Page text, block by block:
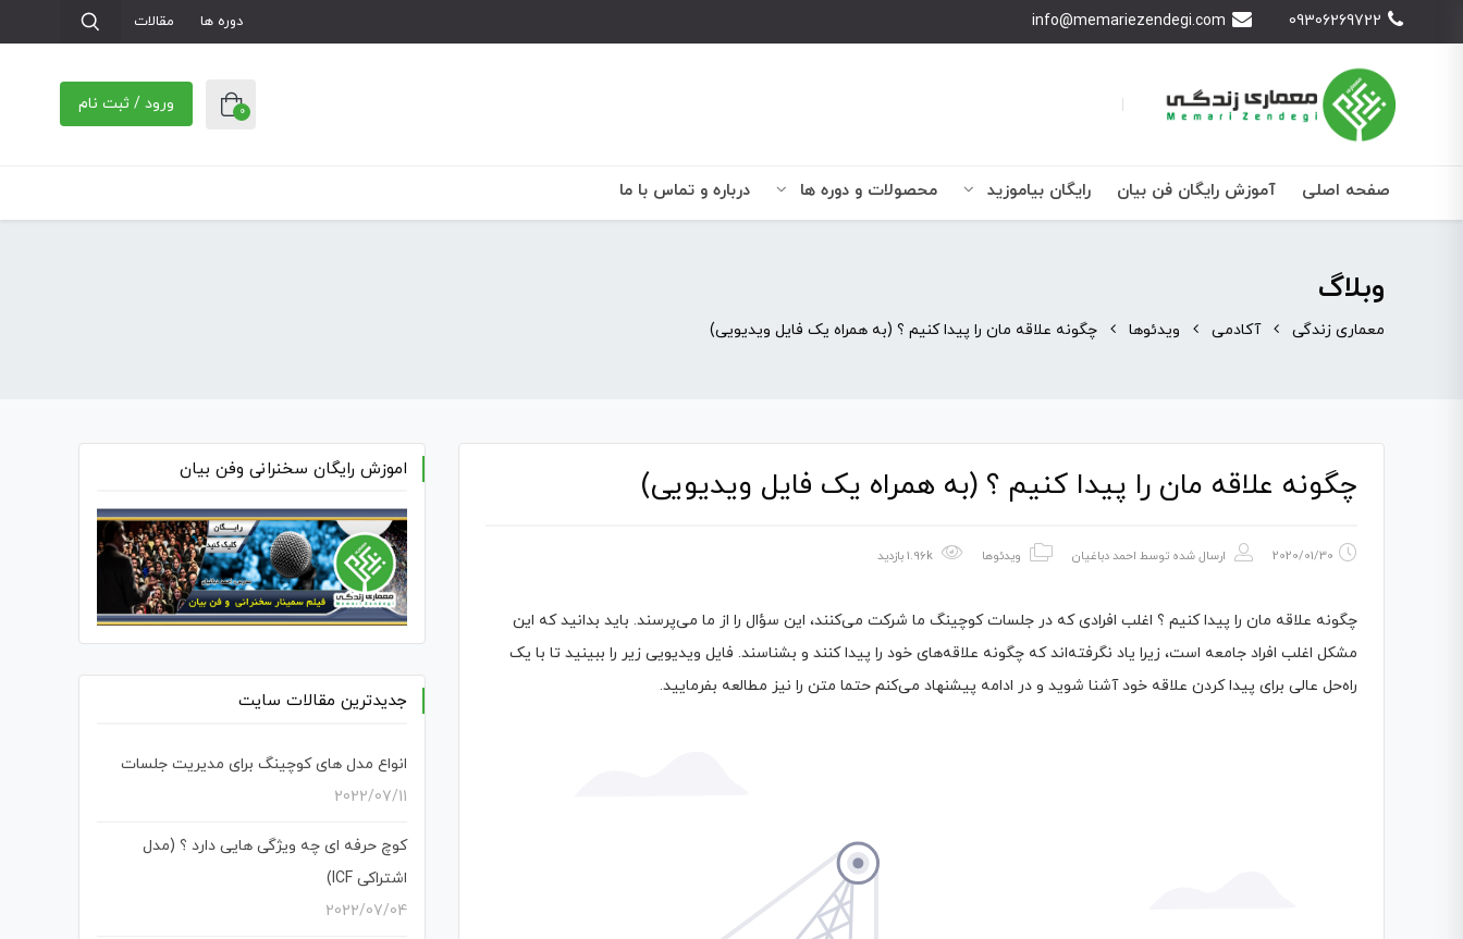
09306269722
info@memariezendegi.com دوره ها مقالات
0 ورود / ثبت نام
صفحه اصلی آموزش رایگان فن بیان رایگان بیاموزید محصولات و دوره ها درباره و تماس با ما
وبلاگ
معماری زندگی آکادمی ویدئوها چگونه علاقه مان را پیدا کنیم ؟ (به همراه یک فایل ویدیویی)
چگونه علاقه مان را پیدا کنیم ؟ (به همراه یک فایل ویدیویی)
2020/01/30 ارسال شده توسط احمد دباغیان ویدئوها
چگونه علاقه مان را پیدا کنیم ؟ اغلب افرادی که در جلسات کوچینگ ما شرکت می‌کنند، این سؤال را از ما می‌پرسند. باید بدانید که این
مشکل اغلب افراد جامعه است، زیرا یاد نگرفته‌اند که چگونه علاقه‌های خود را پیدا کنند و بشناسند. فایل ویدیویی زیر را ببینید تا با یک
راه‌حل عالی برای پیدا کردن علاقه خود آشنا شوید و در ادامه پیشنهاد می‌کنم حتما متن را نیز مطالعه بفرمایید.
اموزش رایگان سخنرانی وفن بیان
جدیدترین مقالات سایت
انواع مدل های کوچینگ برای مدیریت جلسات
2022/07/11
کوچ حرفه ای چه ویژگی هایی دارد ؟ (مدل
اشتراکی ICF)
2022/07/04